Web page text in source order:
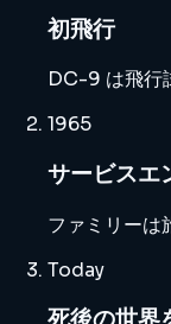
初飛行
DC-9 は飛行
1965
サービスエ
ファミリーは
Today